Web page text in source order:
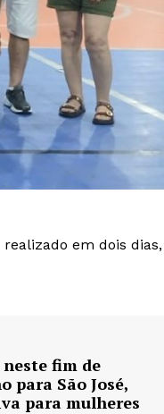
em dois
fim de
para São José,
para mulheres